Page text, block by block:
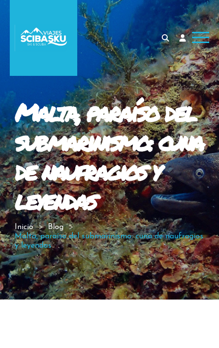
Malta, paraíso del
submarinismo: cuna
de naufragios y
leyendas
Inicio
Blog
Malta, paraíso del submarinismo: cuna de naufragios
y leyendas